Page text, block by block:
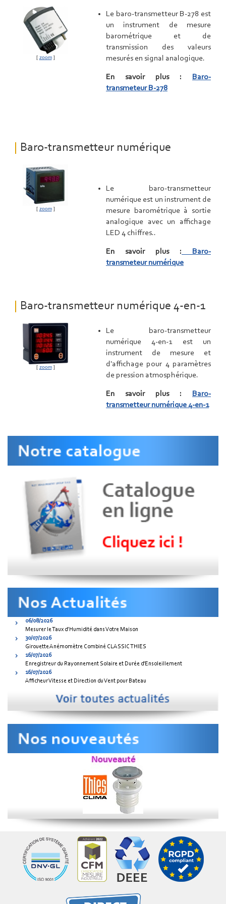
[ zoom]
Le baro-transmetteur B-278 est
un instrument de mesure
barométrique et de
transmission des valeurs
mesurés en signal analogique.
En savoir plus :
Baro-
transmeteur B-278
Baro-transmetteur numérique
[ zoom]
Le baro-transmetteur
numérique est un instrument de
mesure barométrique à sortie
analogique avec un affichage
LED 4 chiffres..
En savoir plus : Baro-
transmeteur numérique
Baro-transmetteur numérique 4-en-1
[ zoom]
Le baro-transmetteur
numérique 4-en-1 est un
instrument de mesure et
d'affichage pour 4 paramètres
de pression atmosphérique.
En savoir plus :
Baro-
transmetteur numérique 4-en-1
06/08/2026
Mesurer le Taux d’Humidité dans Votre Maison
30/07/2026
Girouette Anémomètre Combiné CLASSIC THIES
16/07/2026
Enregistreur du Rayonnement Solaire et Durée d'Ensoleillement
16/07/2026
Afficheur Vitesse et Direction du Vent pour Bateau